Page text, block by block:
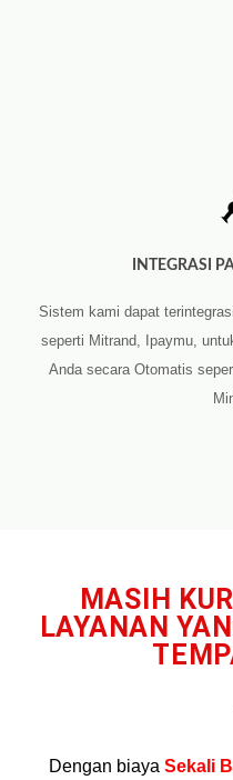
INTEGRASI
Sistem kami dapat
seperti Mitrand, Ipaymu,
Anda secara Otomatis
MASIH
LAYANAN
Dengan biaya Sekali